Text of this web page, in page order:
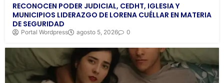
RECONOCEN PODER JUDICIAL, CEDHT, IGLESIA Y
MUNICIPIOS LIDERAZGO DE LORENA CUÉLLAR EN MATERIA
DE SEGURIDAD
Portal Wordpress agosto 5, 2026 0